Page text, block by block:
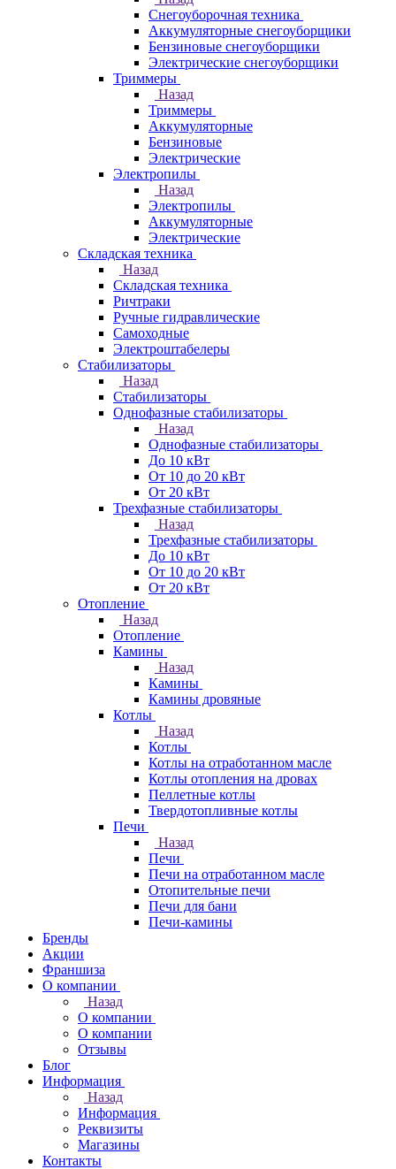
Снегоуборочная техника
Аккумуляторные снегоуборщики
Бензиновые снегоуборщики
Электрические снегоуборщики
Триммеры
Назад
Триммеры
Аккумуляторные
Бензиновые
Электрические
Электропилы
Назад
Электропилы
Аккумуляторные
Электрические
Складская техника
Назад
Складская техника
Ричтраки
Ручные гидравлические
Самоходные
Электроштабелеры
Стабилизаторы
Назад
Стабилизаторы
Однофазные стабилизаторы
Назад
Однофазные стабилизаторы
До 10 кВт
От 10 до 20 кВт
От 20 кВт
Трехфазные стабилизаторы
Назад
Трехфазные стабилизаторы
До 10 кВт
От 10 до 20 кВт
От 20 кВт
Отопление
Назад
Отопление
Камины
Назад
Камины
Камины дровяные
Котлы
Назад
Котлы
Котлы на отработанном масле
Котлы отопления на дровах
Пеллетные котлы
Твердотопливные котлы
Печи
Назад
Печи
Печи на отработанном масле
Отопительные печи
Печи для бани
Печи-камины
Бренды
Акции
Франшиза
О компании
Назад
О компании
О компании
Отзывы
Блог
Информация
Назад
Информация
Реквизиты
Магазины
Контакты